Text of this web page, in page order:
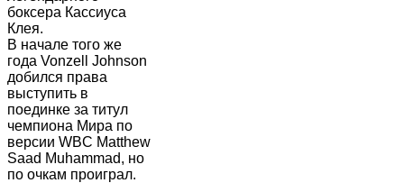
боксера Кассиуса
Клея.
В начале того же
года Vonzell Johnson
добился права
выступить в
поединке за титул
чемпиона Мира по
версии WBC Matthew
Saad Muhammad, но
по очкам проиграл.